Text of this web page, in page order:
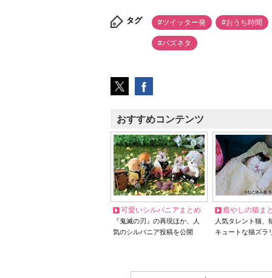
タグ #ツイッター発 #おうち時間
#バズネタ
おすすめコンテンツ
可愛いシルバニアまとめ
『鬼滅の刃』の再現ほか、人
気のシルバニア投稿を公開
癒やしの猫ま
人気タレント猫
キュートな猫ズラ